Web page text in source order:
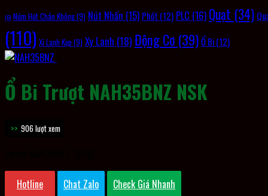
(6) Núm Hút Chân Không(9) Nút Nhấn (15) Phốt (12) PLC (16) Quạt (34)
(110) Xi Lanh Kẹp (9) Xy Lanh (18)Động Cơ (39)Ổ Bi(12)
Ổ Bi Trượt NAH35BNZ NSK
906 lượt xem
Hotline Chat Zalo Check Giá Nhanh